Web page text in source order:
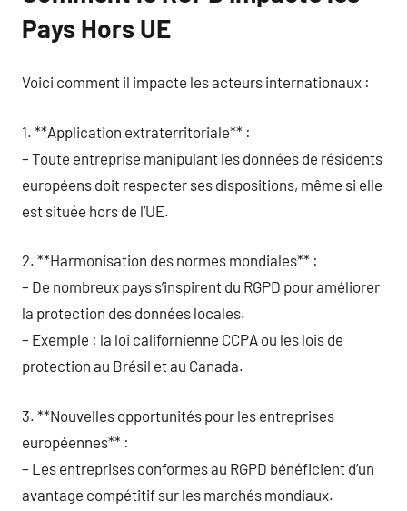
Pays Hors UE
Voici comment il impacte les acteurs internationaux :
1. **Application extraterritoriale** :
– Toute entreprise manipulant les données de résidents
européens doit respecter ses dispositions, même si elle
est située hors de l’UE.
2. **Harmonisation des normes mondiales** :
– De nombreux pays s’inspirent du RGPD pour améliorer
la protection des données locales.
– Exemple : la loi californienne CCPA ou les lois de
protection au Brésil et au Canada.
3. **Nouvelles opportunités pour les entreprises
européennes** :
– Les entreprises conformes au RGPD bénéficient d’un
avantage compétitif sur les marchés mondiaux.